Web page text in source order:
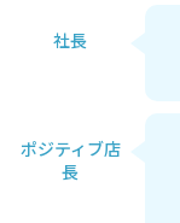
社長
ポジティブ店
長